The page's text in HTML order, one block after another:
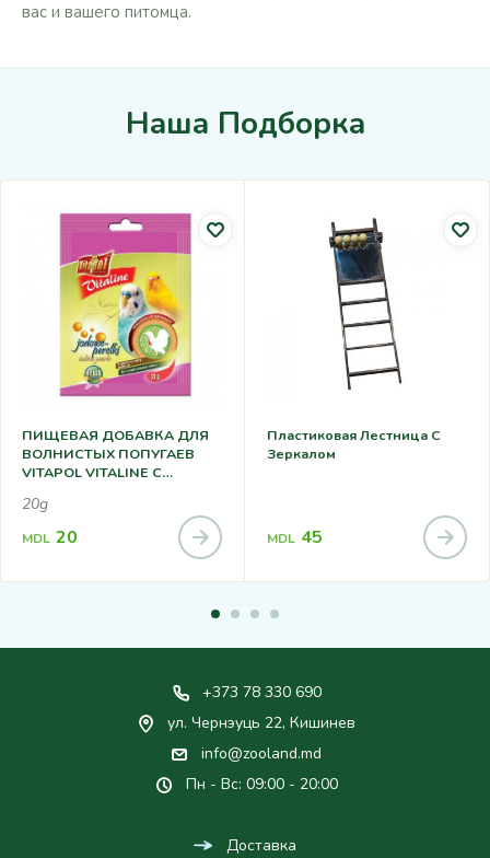
вас и вашего питомца.
Наша Подборка
ПИЩЕВАЯ ДОБАВКА ДЛЯ
ВОЛНИСТЫХ ПОПУГАЕВ
VITAPOL VITALINE С
ЖЕМЧУЖИНАМИ 20Г
20g
MDL 20
Пластиковая Лестница С
Зеркалом
MDL 45
+373 78 330 690
ул. Чернэуць 22, Кишинев
info@zooland.md
Пн - Вс: 09:00 - 20:00
Доставка